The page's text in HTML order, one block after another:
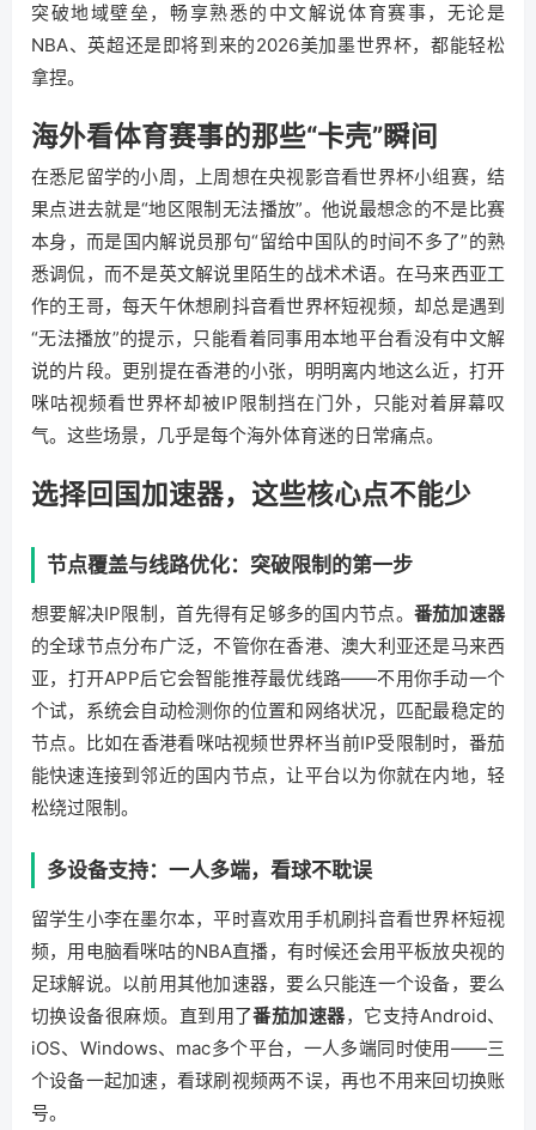
突破地域壁垒，畅享熟悉的中文解说体育赛事，无论是
NBA、英超还是即将到来的2026美加墨世界杯，都能轻松
拿捏。
海外看体育赛事的那些“卡壳”瞬间
在悉尼留学的小周，上周想在央视影音看世界杯小组赛，结
果点进去就是“地区限制无法播放”。他说最想念的不是比赛
本身，而是国内解说员那句“留给中国队的时间不多了”的熟
悉调侃，而不是英文解说里陌生的战术术语。在马来西亚工
作的王哥，每天午休想刷抖音看世界杯短视频，却总是遇到
“无法播放”的提示，只能看着同事用本地平台看没有中文解
说的片段。更别提在香港的小张，明明离内地这么近，打开
咪咕视频看世界杯却被IP限制挡在门外，只能对着屏幕叹
气。这些场景，几乎是每个海外体育迷的日常痛点。
选择回国加速器，这些核心点不能少
节点覆盖与线路优化：突破限制的第一步
想要解决IP限制，首先得有足够多的国内节点。 番茄加速器
的全球节点分布广泛，不管你在香港、澳大利亚还是马来西
亚，打开APP后它会智能推荐最优线路——不用你手动一个
个试，系统会自动检测你的位置和网络状况，匹配最稳定的
节点。比如在香港看咪咕视频世界杯当前IP受限制时，番茄
能快速连接到邻近的国内节点，让平台以为你就在内地，轻
松绕过限制。
多设备支持：一人多端，看球不耽误
留学生小李在墨尔本，平时喜欢用手机刷抖音看世界杯短视
频，用电脑看咪咕的NBA直播，有时候还会用平板放央视的
足球解说。以前用其他加速器，要么只能连一个设备，要么
切换设备很麻烦。直到用了番茄加速器，它支持Android、
iOS、Windows、mac多个平台，一人多端同时使用——三
个设备一起加速，看球刷视频两不误，再也不用来回切换账
号。